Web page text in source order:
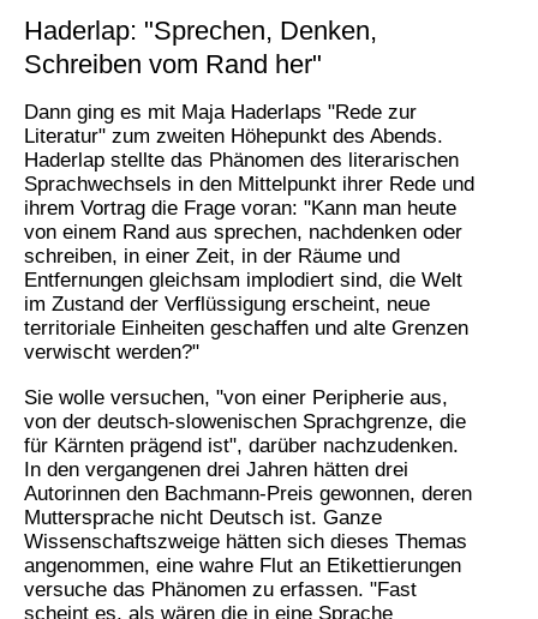
Haderlap: "Sprechen, Denken,
Schreiben vom Rand her"
Dann ging es mit Maja Haderlaps "Rede zur
Literatur" zum zweiten Höhepunkt des Abends.
Haderlap stellte das Phänomen des literarischen
Sprachwechsels in den Mittelpunkt ihrer Rede und
ihrem Vortrag die Frage voran: "Kann man heute
von einem Rand aus sprechen, nachdenken oder
schreiben, in einer Zeit, in der Räume und
Entfernungen gleichsam implodiert sind, die Welt
im Zustand der Verflüssigung erscheint, neue
territoriale Einheiten geschaffen und alte Grenzen
verwischt werden?"
Sie wolle versuchen, "von einer Peripherie aus,
von der deutsch-slowenischen Sprachgrenze, die
für Kärnten prägend ist", darüber nachzudenken.
In den vergangenen drei Jahren hätten drei
Autorinnen den Bachmann-Preis gewonnen, deren
Muttersprache nicht Deutsch ist. Ganze
Wissenschaftszweige hätten sich dieses Themas
angenommen, eine wahre Flut an Etikettierungen
versuche das Phänomen zu erfassen. "Fast
scheint es, als wären die in eine Sprache